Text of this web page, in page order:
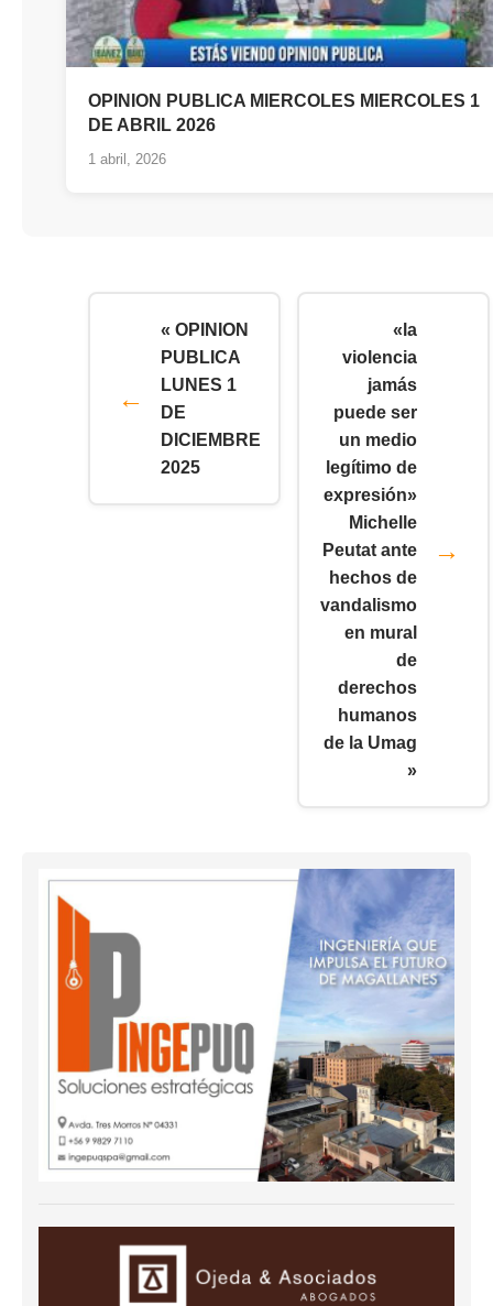
OPINION PUBLICA MIERCOLES MIERCOLES 1
DE ABRIL 2026
1 abril, 2026
« OPINION
PUBLICA
LUNES 1
DE
DICIEMBRE
2025
«la
violencia
jamás
puede ser
un medio
legítimo de
expresión»
Michelle
Peutat ante
hechos de
vandalismo
en mural
de
derechos
humanos
de la Umag
»